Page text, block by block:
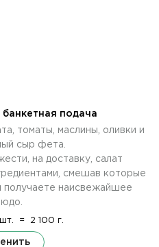
банкетная подача
томаты, маслины, оливки и
сыр фета.
на доставку, салат
смешав которые
получаете наисвежайшее
= 2 100 г.